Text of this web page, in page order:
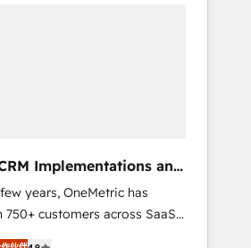
revenue insights.
Implementations and
years, OneMetric has
customers across SaaS,
real estate, and other